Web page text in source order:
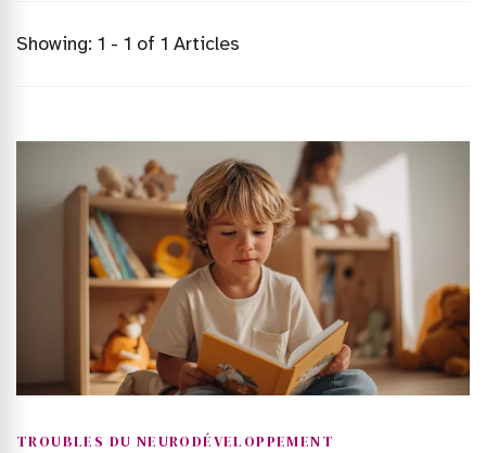
Showing: 1 - 1 of 1 Articles
TROUBLES DU NEURODÉVELOPPEMENT